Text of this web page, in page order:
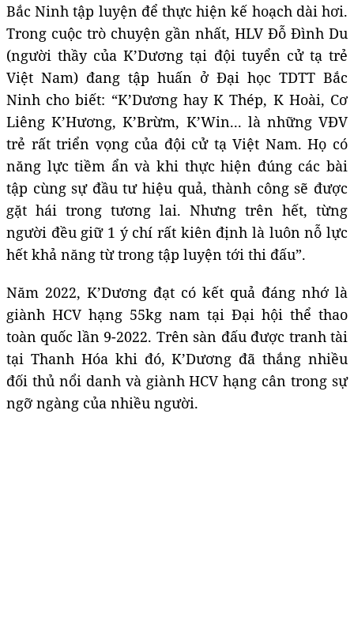
Bắc Ninh tập luyện để thực hiện kế hoạch dài hơi.
Trong cuộc trò chuyện gần nhất, HLV Đỗ Đình Du
(người thầy của K’Dương tại đội tuyển cử tạ trẻ
Việt Nam) đang tập huấn ở Đại học TDTT Bắc
Ninh cho biết: “K’Dương hay K Thép, K Hoài, Cơ
Liêng K’Hương, K’Brừm, K’Win... là những VĐV
trẻ rất triển vọng của đội cử tạ Việt Nam. Họ có
năng lực tiềm ẩn và khi thực hiện đúng các bài
tập cùng sự đầu tư hiệu quả, thành công sẽ được
gặt hái trong tương lai. Nhưng trên hết, từng
người đều giữ 1 ý chí rất kiên định là luôn nỗ lực
hết khả năng từ trong tập luyện tới thi đấu”.
Năm 2022, K’Dương đạt có kết quả đáng nhớ là
giành HCV hạng 55kg nam tại Đại hội thể thao
toàn quốc lần 9-2022. Trên sàn đấu được tranh tài
tại Thanh Hóa khi đó, K’Dương đã thắng nhiều
đối thủ nổi danh và giành HCV hạng cân trong sự
ngỡ ngàng của nhiều người.